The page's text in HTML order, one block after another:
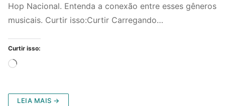
Hop Nacional. Entenda a conexão entre esses gêneros
musicais. Curtir isso:Curtir Carregando…
Curtir isso:
Carregando...
LEIA MAIS →